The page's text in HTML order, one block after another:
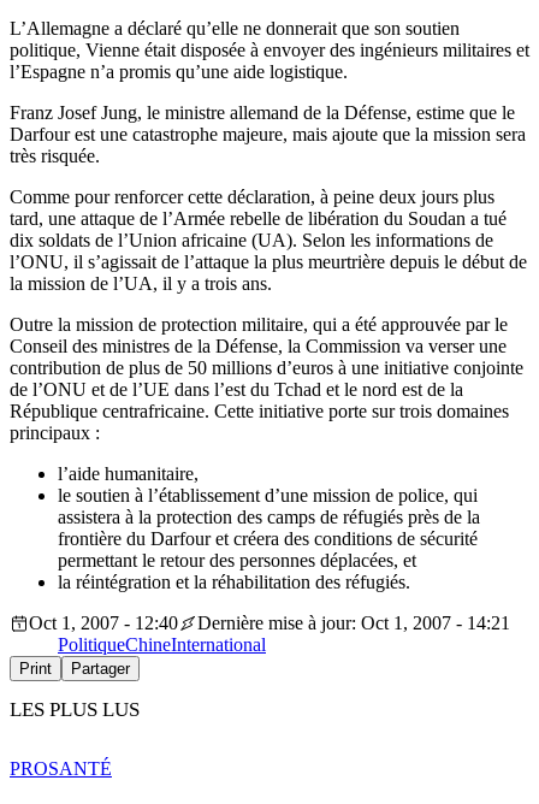
L’Allemagne a déclaré qu’elle ne donnerait que son soutien
politique, Vienne était disposée à envoyer des ingénieurs militaires et
l’Espagne n’a promis qu’une aide logistique.
Franz Josef Jung, le ministre allemand de la Défense, estime que le
Darfour est une catastrophe majeure, mais ajoute que la mission sera
très risquée.
Comme pour renforcer cette déclaration, à peine deux jours plus
tard, une attaque de l’Armée rebelle de libération du Soudan a tué
dix soldats de l’Union africaine (UA). Selon les informations de
l’ONU, il s’agissait de l’attaque la plus meurtrière depuis le début de
la mission de l’UA, il y a trois ans.
Outre la mission de protection militaire, qui a été approuvée par le
Conseil des ministres de la Défense, la Commission va verser une
contribution de plus de 50 millions d’euros à une initiative conjointe
de l’ONU et de l’UE dans l’est du Tchad et le nord est de la
République centrafricaine. Cette initiative porte sur trois domaines
principaux :
l’aide humanitaire,
le soutien à l’établissement d’une mission de police, qui
assistera à la protection des camps de réfugiés près de la
frontière du Darfour et créera des conditions de sécurité
permettant le retour des personnes déplacées, et
la réintégration et la réhabilitation des réfugiés.
Oct 1, 2007 - 12:40
Dernière mise à jour: Oct 1, 2007 - 14:21
PolitiqueChineInternational
Print Partager
LES PLUS LUS
PROSANTÉ